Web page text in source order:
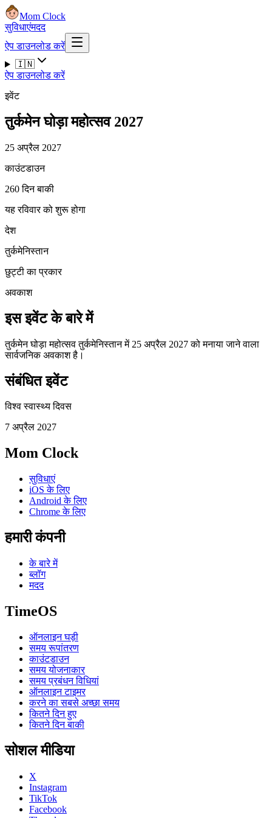
Mom Clock
सुविधाएंमदद
ऐप डाउनलोड करें
🇮🇳
ऐप डाउनलोड करें
इवेंट
तुर्कमेन घोड़ा महोत्सव 2027
25 अप्रैल 2027
काउंटडाउन
260 दिन बाकी
यह रविवार को शुरू होगा
देश
तुर्कमेनिस्तान
छुट्टी का प्रकार
अवकाश
इस इवेंट के बारे में
तुर्कमेन घोड़ा महोत्सव तुर्कमेनिस्तान में 25 अप्रैल 2027 को मनाया जाने वाला
सार्वजनिक अवकाश है।
संबंधित इवेंट
विश्व स्वास्थ्य दिवस
7 अप्रैल 2027
Mom Clock
सुविधाएं
iOS के लिए
Android के लिए
Chrome के लिए
हमारी कंपनी
के बारे में
ब्लॉग
मदद
TimeOS
ऑनलाइन घड़ी
समय रूपांतरण
काउंटडाउन
समय योजनाकार
समय प्रबंधन विधियां
ऑनलाइन टाइमर
करने का सबसे अच्छा समय
कितने दिन हुए
कितने दिन बाकी
सोशल मीडिया
X
Instagram
TikTok
Facebook